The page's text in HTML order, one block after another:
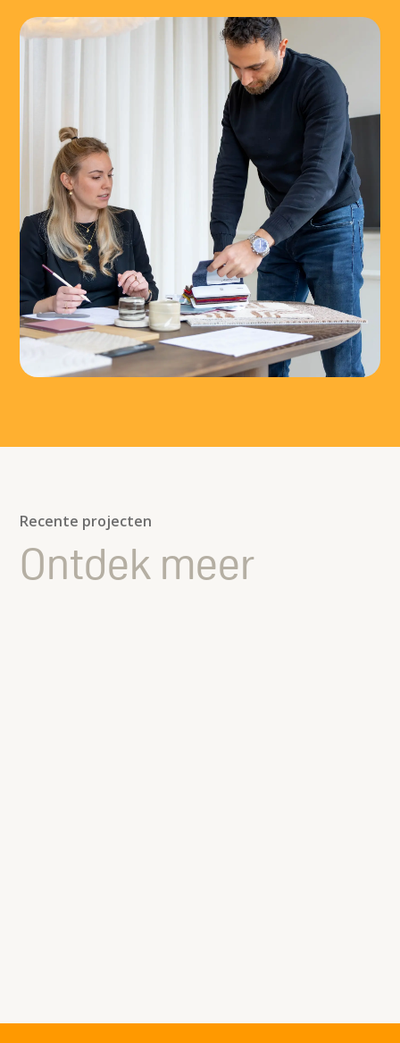
Recente projecten
Ontdek meer